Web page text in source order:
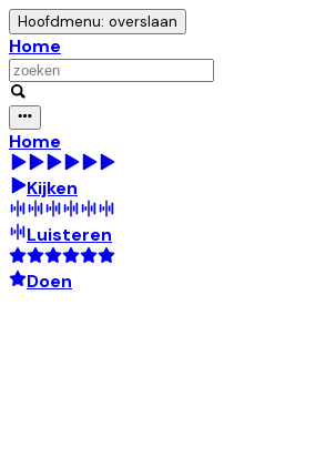
Hoofdmenu: overslaan
Home
Home
Kijken
Luisteren
Doen